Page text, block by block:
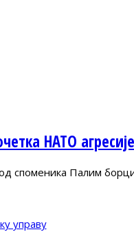
НАТО агресије
споменика Палим
управу